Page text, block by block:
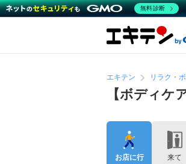
エキテン リラク・
【ボディケ
お店に行
来て
無料診断